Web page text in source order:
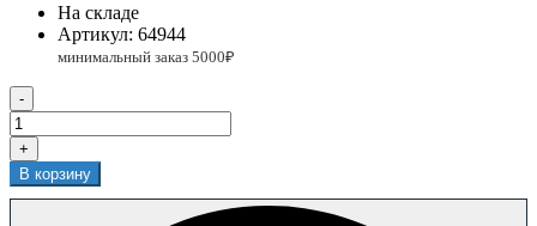
На складе
Артикул: 64944
-
+
В корзину